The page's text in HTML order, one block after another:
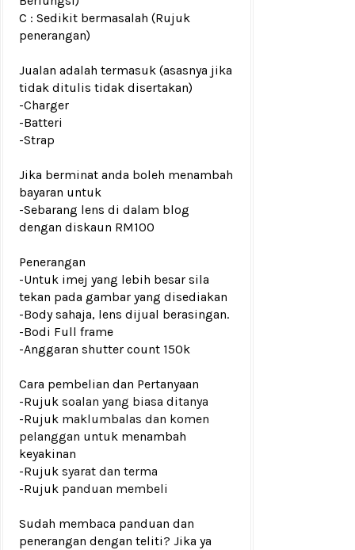
C : Sedikit bermasalah (Rujuk
penerangan)
Jualan adalah termasuk (asasnya jika
tidak ditulis tidak disertakan)
-Charger
-Batteri
-Strap
Jika berminat anda boleh menambah
bayaran untuk
-Sebarang lens di dalam blog
dengan diskaun RM100
Penerangan
-Untuk imej yang lebih besar sila
tekan pada gambar yang disediakan
-Body sahaja, lens dijual berasingan.
-Bodi Full frame
-Anggaran shutter count 150k
Cara pembelian dan Pertanyaan
-Rujuk soalan yang biasa ditanya
-Rujuk maklumbalas dan komen
pelanggan untuk menambah
keyakinan
-Rujuk syarat dan terma
-Rujuk panduan membeli
Sudah membaca panduan dan
penerangan dengan teliti? Jika ya